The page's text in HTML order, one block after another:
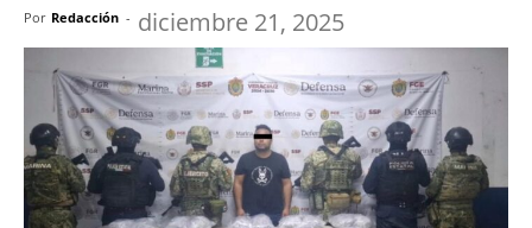
Por Redacción - diciembre 21, 2025